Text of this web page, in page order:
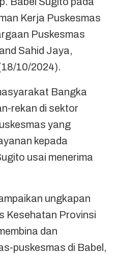
Kerja Puskesmas
Puskesmas
Sahid Jaya,
10/2024).
Bangka
rekan di sektor
yang
kepada
usai menerima
ungkapan
Kesehatan Provinsi
dan
puskesmas di Babel,